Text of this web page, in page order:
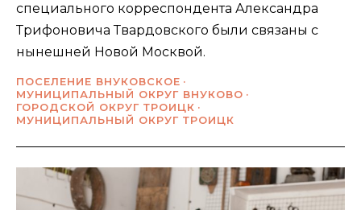
специального корреспондента Александра
Трифоновича Твардовского были связаны с
нынешней Новой Москвой.
ПОСЕЛЕНИЕ ВНУКОВСКОЕ
МУНИЦИПАЛЬНЫЙ ОКРУГ ВНУКОВО
ГОРОДСКОЙ ОКРУГ ТРОИЦК
МУНИЦИПАЛЬНЫЙ ОКРУГ ТРОИЦК